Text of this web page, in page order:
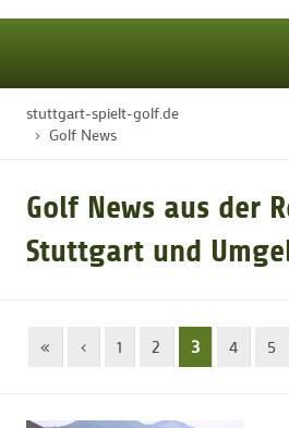
STARTSEITE
GOLFREGION
GOLFTURNIERE
stuttgart-spielt-golf.de
Golf News
Golf News aus der
Stuttgart und
« ‹ 1 2 3 4 5